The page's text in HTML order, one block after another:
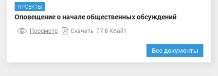
ПРОЕКТЫ
Оповещение о начале общественных обсуждений
Просмотр Скачать 77.8 Кбайт
Все документы